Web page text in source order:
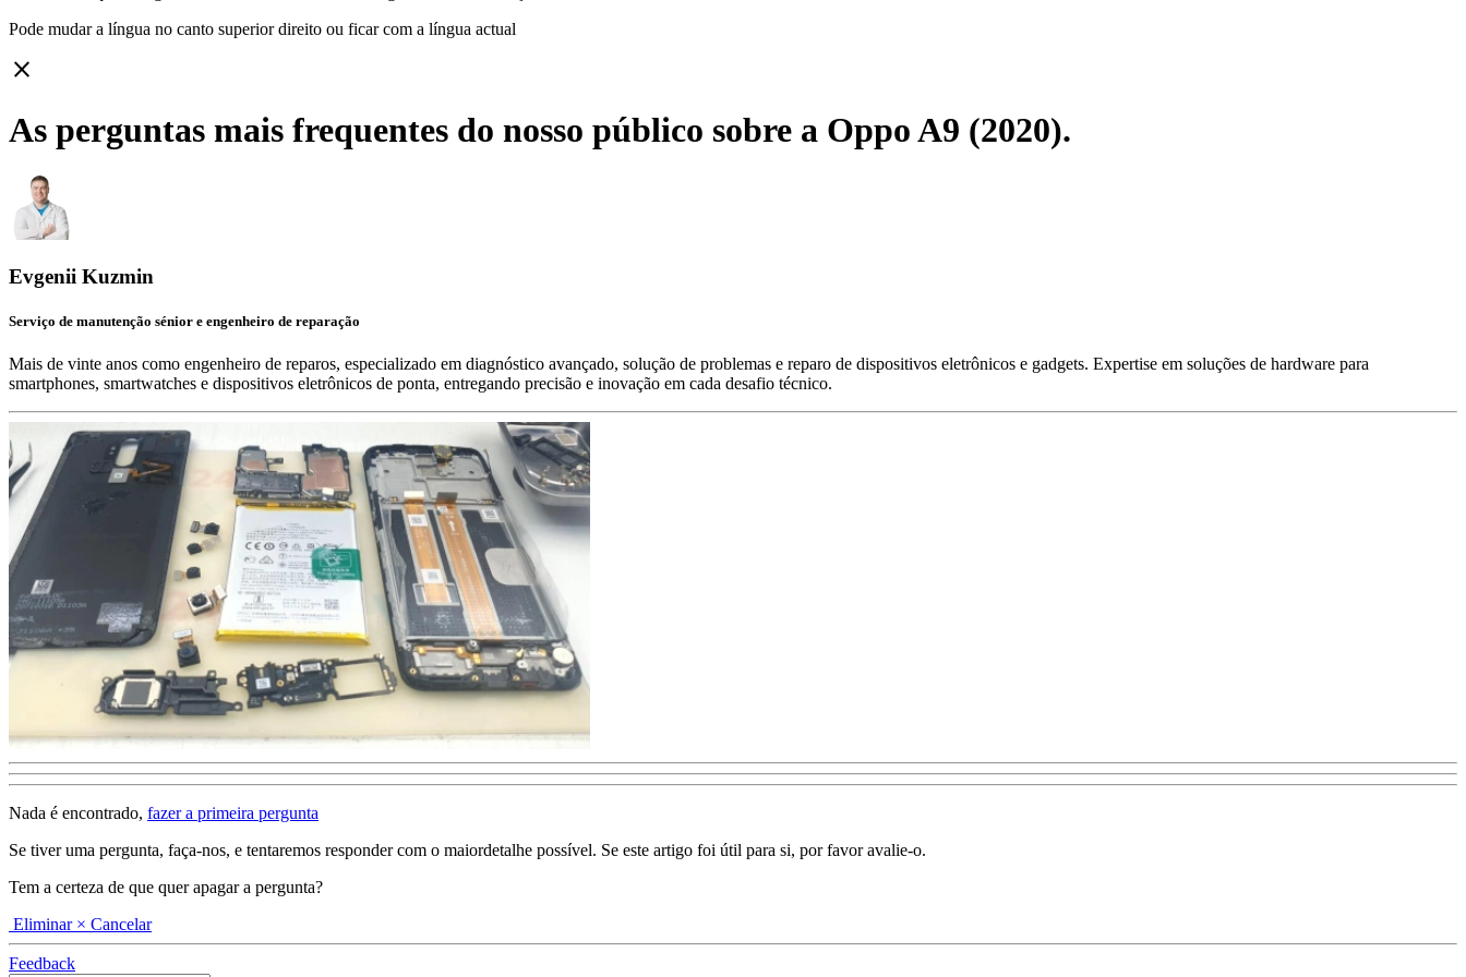
Pode mudar a língua no canto superior direito ou ficar com a língua actual
close
As perguntas mais frequentes do nosso público sobre a Oppo A9 (2020).
Evgenii Kuzmin
Serviço de manutenção sénior e engenheiro de reparação
Mais de vinte anos como engenheiro de reparos, especializado em diagnóstico avançado, solução de problemas e reparo de dispositivos eletrônicos e gadgets. Expertise em soluções de hardware para
smartphones, smartwatches e dispositivos eletrônicos de ponta, entregando precisão e inovação em cada desafio técnico.
Nada é encontrado, fazer a primeira pergunta
Se tiver uma pergunta, faça-nos, e tentaremos responder com o maiordetalhe possível. Se este artigo foi útil para si, por favor avalie-o.
Tem a certeza de que quer apagar a pergunta?
Eliminar × Cancelar
Feedback